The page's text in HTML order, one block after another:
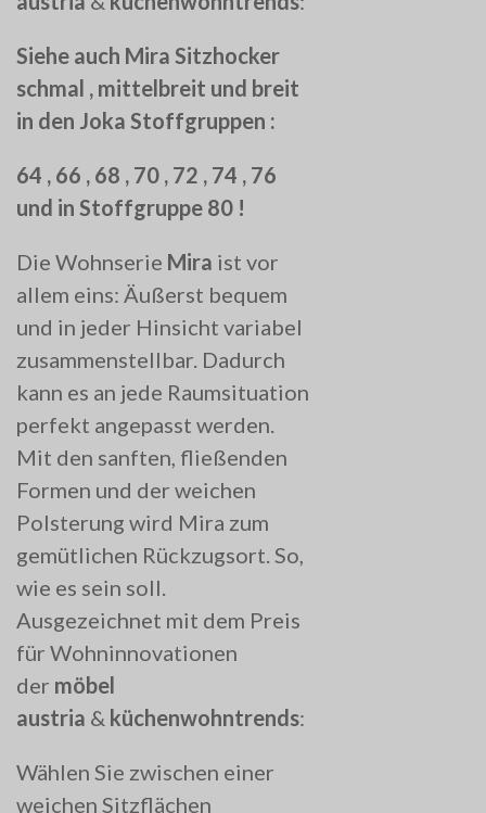
Siehe auch Mira Sitzhocker
schmal , mittelbreit und breit
in den Joka Stoffgruppen :
64 , 66 , 68 , 70 , 72 , 74 , 76
und in Stoffgruppe 80 !
Die Wohnserie Mira ist vor
allem eins: Äußerst bequem
und in jeder Hinsicht variabel
zusammenstellbar. Dadurch
kann es an jede Raumsituation
perfekt angepasst werden.
Mit den sanften, fließenden
Formen und der weichen
Polsterung wird Mira zum
gemütlichen Rückzugsort. So,
wie es sein soll.
Ausgezeichnet mit dem Preis
für Wohninnovationen
der möbel
austria & küchenwohntrends:
Wählen Sie zwischen einer
weichen Sitzflächen